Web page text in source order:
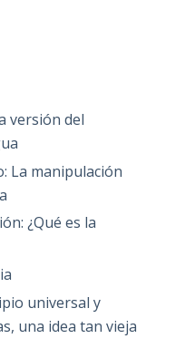
versión del
La manipulación
¿Qué es la
universal y
una idea tan vieja